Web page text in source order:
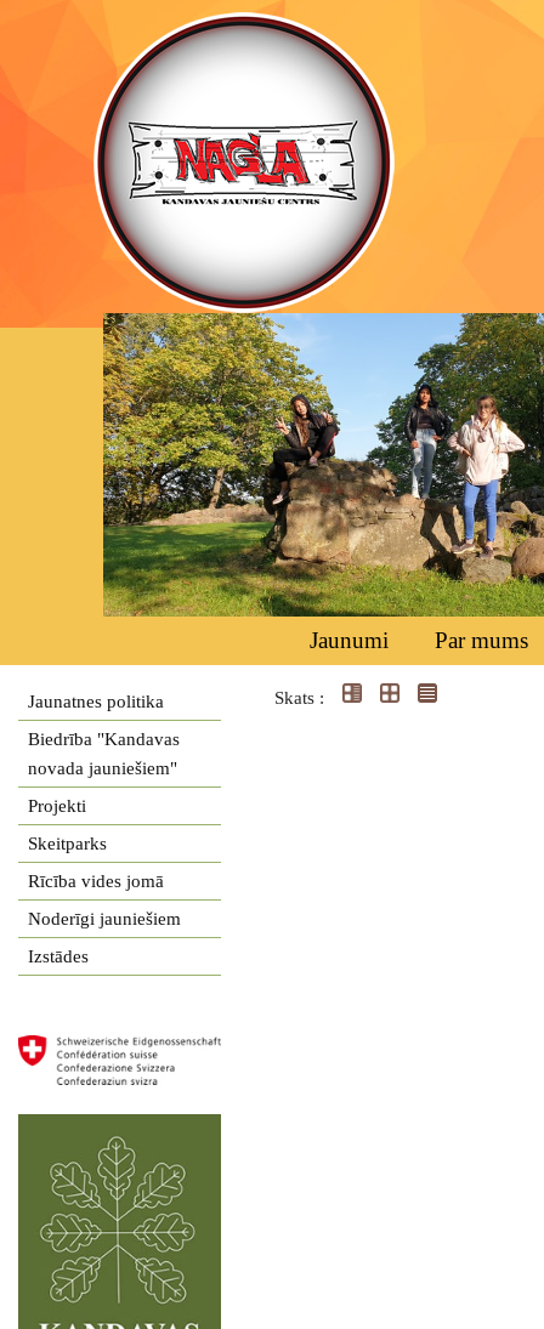
Jaunumi Par mums
Jaunatnes politika
Biedrība "Kandavas
novada jauniešiem"
Projekti
Skeitparks
Rīcība vides jomā
Noderīgi jauniešiem
Izstādes
Skats :